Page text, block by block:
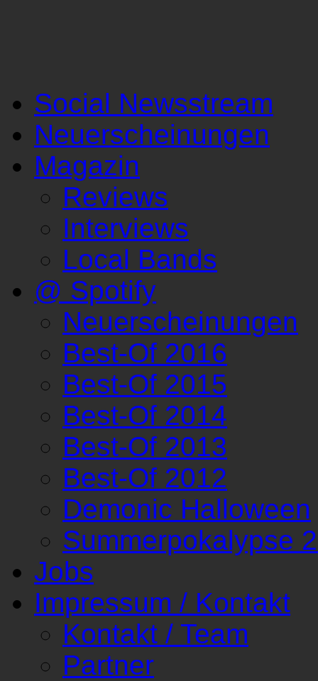
Social Newsstream
Neuerscheinungen
Magazin
Reviews
Interviews
Local Bands
@ Spotify
Neuerscheinungen
Best-Of 2016
Best-Of 2015
Best-Of 2014
Best-Of 2013
Best-Of 2012
Demonic Halloween
Summerpokalypse
Jobs
Impressum / Kontakt
Kontakt / Team
Partner